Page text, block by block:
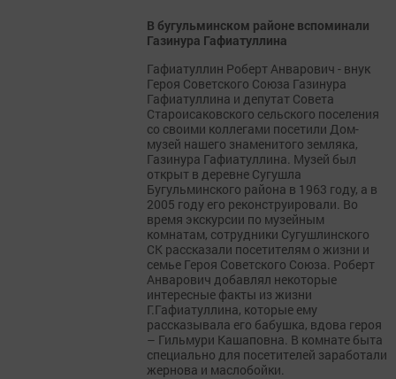
В бугульминском районе вспоминали
Газинура Гафиатуллина
Гафиатуллин Роберт Анварович - внук
Героя Советского Союза Газинура
Гафиатуллина и депутат Совета
Староисаковского сельского поселения
со своими коллегами посетили Дом-
музей нашего знаменитого земляка,
Газинура Гафиатуллина. Музей был
открыт в деревне Сугушла
Бугульминского района в 1963 году, а в
2005 году его реконструировали. Во
время экскурсии по музейным
комнатам, сотрудники Сугушлинского
СК рассказали посетителям о жизни и
семье Героя Советского Союза. Роберт
Анварович добавлял некоторые
интересные факты из жизни
Г.Гафиатуллина, которые ему
рассказывала его бабушка, вдова героя
– Гильмури Кашаповна. В комнате быта
специально для посетителей заработали
жернова и маслобойки.